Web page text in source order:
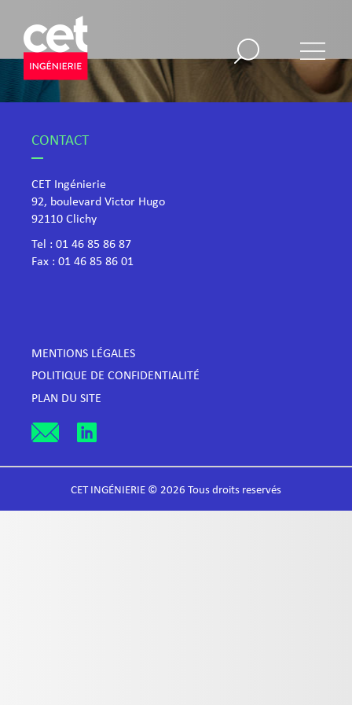
CONTACT
CET Ingénierie
92, boulevard Victor Hugo
​92110 Clichy
Tel : 01 46 85 86 87
Fax : 01 46 85 86 01
MENTIONS LÉGALES
POLITIQUE DE CONFIDENTIALITÉ
PLAN DU SITE
CET INGÉNIERIE © 2026 Tous droits reservés